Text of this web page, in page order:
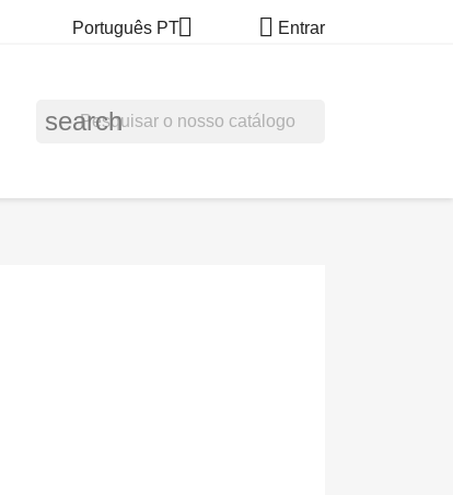
Português PT  Entrar
search